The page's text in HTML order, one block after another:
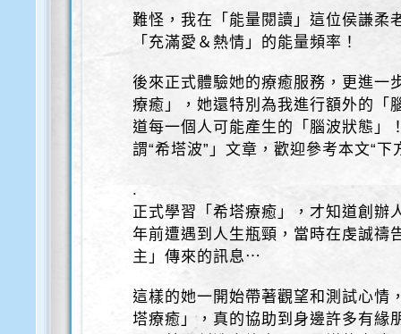
難怪，我在「能量閱讀」這位侯謙柔
「充滿愛＆熱情」的能量頻率！
後來正式體驗她的療癒服務，更進一
療癒」，她還特別為我進行額外的「
道每一個人可能產生的「腦波狀態」
謂“希塔波”」文章，歡迎參考本文“下
.
正式學習「希塔療癒」，才知道創辦
年前遭遇到人生瓶頸，當時在虔誠禱
主」傳來的訊息⋯
這樣的她一開始帶著觀望和測試心情
塔療癒」，真的協助到身邊許多有緣